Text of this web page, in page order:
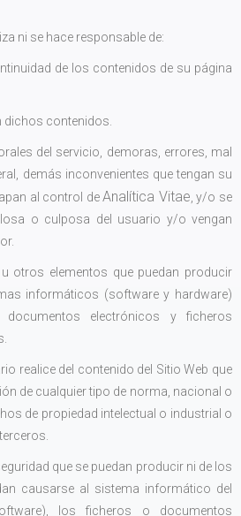
ni se hace responsable de:
de los contenidos de su página
dichos contenidos.
del servicio, demoras, errores, mal
demás inconvenientes que tengan su
al control deAnalítica Vitae , y/o se
o culposa del usuario y/o vengan
otros elementos que puedan producir
informáticos (software y hardware)
electrónicos y ficheros
realice del contenido del Sitio Web que
de cualquier tipo de norma, nacional o
de propiedad intelectual o industrial o
que se puedan producir ni de los
causarse al sistema informático del
los ficheros o documentos